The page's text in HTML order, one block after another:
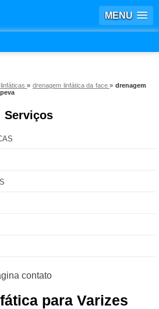
MENU
» drenagem linfática da face» drenagem
Serviços
para Varizes